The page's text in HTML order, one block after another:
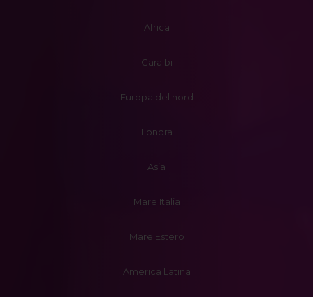
Africa
Caraibi
Europa del nord
Londra
Asia
Mare Italia
Mare Estero
America Latina